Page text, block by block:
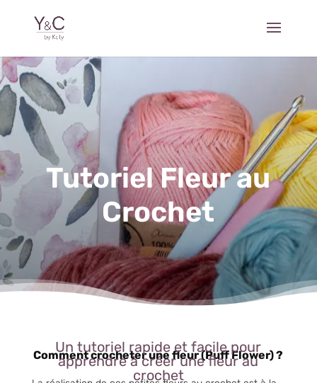
Tutoriel Fleur au
Crochet
Comment crocheter une fleur (Puff Flower) ?
Un tutoriel rapide et facile pour
apprendre à créer une fleur au
crochet